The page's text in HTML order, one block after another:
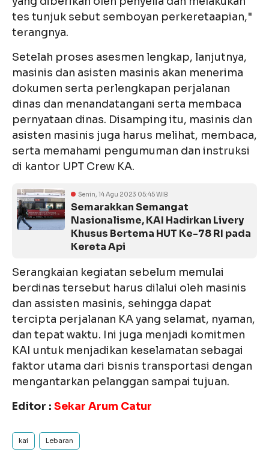
tes tunjuk sebut semboyan perkeretaapian,"
terangnya.
Setelah proses asesmen lengkap, lanjutnya,
masinis dan asisten masinis akan menerima
dokumen serta perlengkapan perjalanan
dinas dan menandatangani serta membaca
pernyataan dinas. Disamping itu, masinis dan
asisten masinis juga harus melihat, membaca,
serta memahami pengumuman dan instruksi
di kantor UPT Crew KA.
Senin, 14 Agu 2023 05:45 WIB
Semarakkan Semangat
Nasionalisme, KAI Hadirkan Livery
Khusus Bertema HUT Ke-78 RI pada
Kereta Api
Serangkaian kegiatan sebelum memulai
berdinas tersebut harus dilalui oleh masinis
dan assisten masinis, sehingga dapat
tercipta perjalanan KA yang selamat, nyaman,
dan tepat waktu. Ini juga menjadi komitmen
KAI untuk menjadikan keselamatan sebagai
faktor utama dari bisnis transportasi dengan
mengantarkan pelanggan sampai tujuan.
Editor : Sekar Arum Catur
kai Lebaran